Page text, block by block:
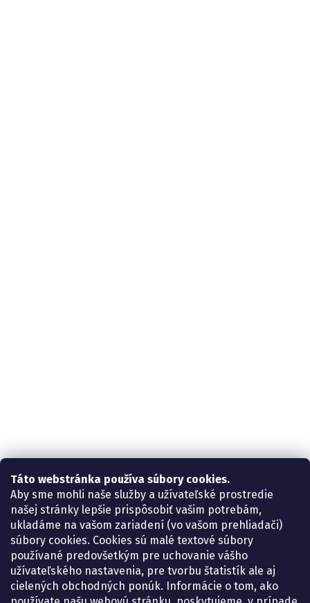
Táto webstránka používa súbory cookies.
Aby sme mohli naše služby a užívateľské prostredie
našej stránky lepšie prispôsobiť vašim potrebám,
ukladáme na vašom zariadení (vo vašom prehliadači)
súbory cookies. Cookies sú malé textové súbory
používané predovšetkým pre uchovanie vášho
užívateľského nastavenia, pre tvorbu štatistík ale aj
cielených obchodných ponúk. Informácie o tom, ako